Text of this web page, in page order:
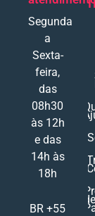
Segunda
a
Sexta-
feira,
das
08h30
às 12h
e das
14h às
18h
BR +55
de